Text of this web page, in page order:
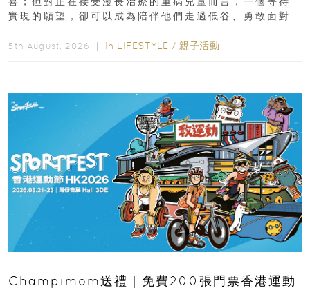
實現的願望，卻可以成為陪伴他們走過低谷、勇敢面對
5th August, 2026 ｜ In LIFESTYLE / 親子活動
Champimom送禮｜免費200張門票香港運動